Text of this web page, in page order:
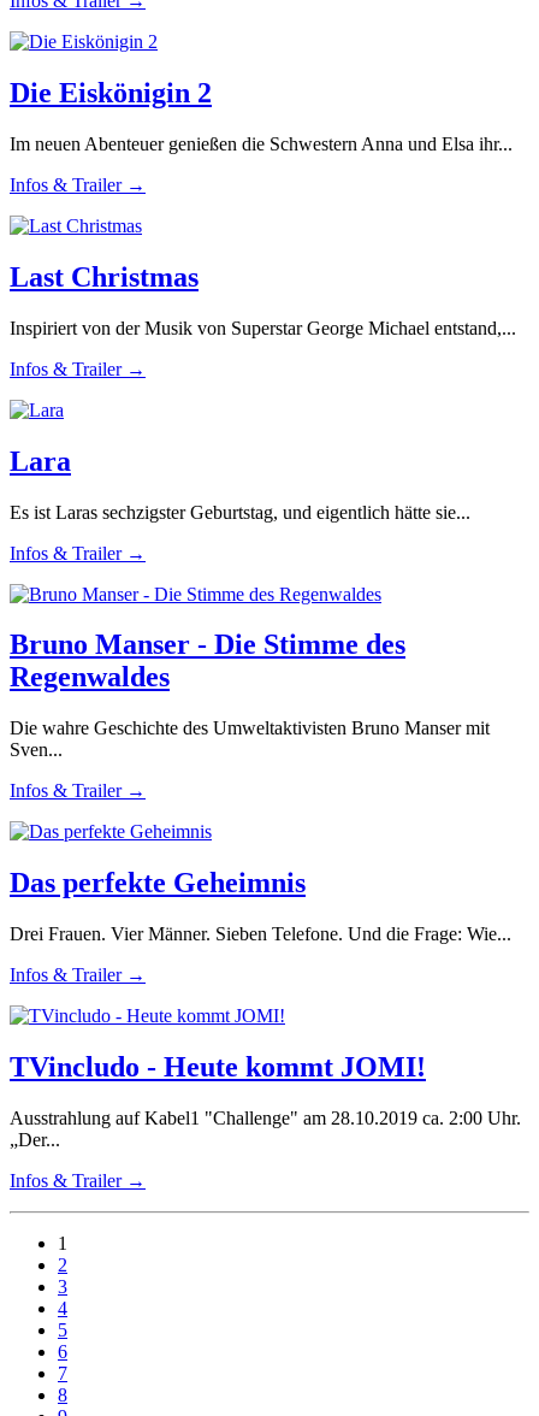
Die Eiskönigin 2
Im neuen Abenteuer genießen die Schwestern Anna und Elsa ihr...
Infos & Trailer →
Last Christmas
Inspiriert von der Musik von Superstar George Michael entstand,...
Infos & Trailer →
Lara
Es ist Laras sechzigster Geburtstag, und eigentlich hätte sie...
Infos & Trailer →
Bruno Manser - Die Stimme des
Regenwaldes
Die wahre Geschichte des Umweltaktivisten Bruno Manser mit
Sven...
Infos & Trailer →
Das perfekte Geheimnis
Drei Frauen. Vier Männer. Sieben Telefone. Und die Frage: Wie...
Infos & Trailer →
TVincludo - Heute kommt JOMI!
Ausstrahlung auf Kabel1 "Challenge" am 28.10.2019 ca. 2:00 Uhr.
„Der...
Infos & Trailer →
1
2
3
4
5
6
7
8